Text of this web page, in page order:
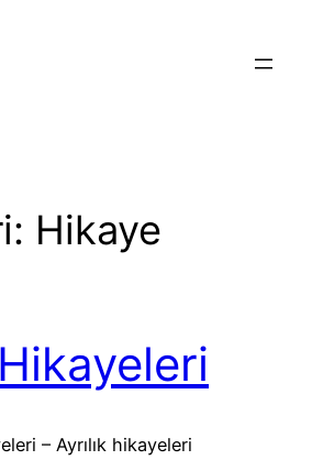
Hikaye
Hikayeleri
– Ayrılık hikayeleri